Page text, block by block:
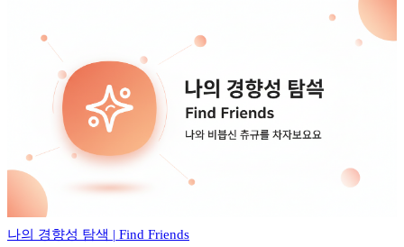
나의 경향성 탐색 | Find Friends